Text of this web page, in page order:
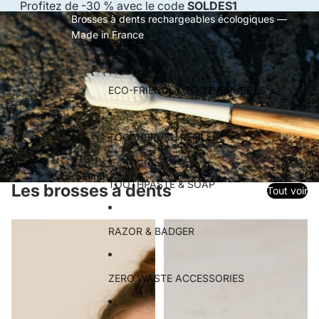
Profitez de -30 % avec le code SOLDES1
Search
SOLDES
ECO-FRIENDLY TOOTHBRUSHES
TOOTHBRUSH REFILLS
TOOTHPASTE & SOAP
RAZOR & BADGER
ZERO WASTE ACCESSORIES
Brosses à dents rechargeables écologiques —
Made in France
Les brosses à dents Tout voir